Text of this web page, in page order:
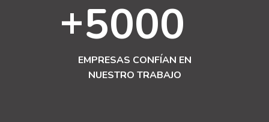
+5000
EMPRESAS CONFÍAN EN
NUESTRO TRABAJO